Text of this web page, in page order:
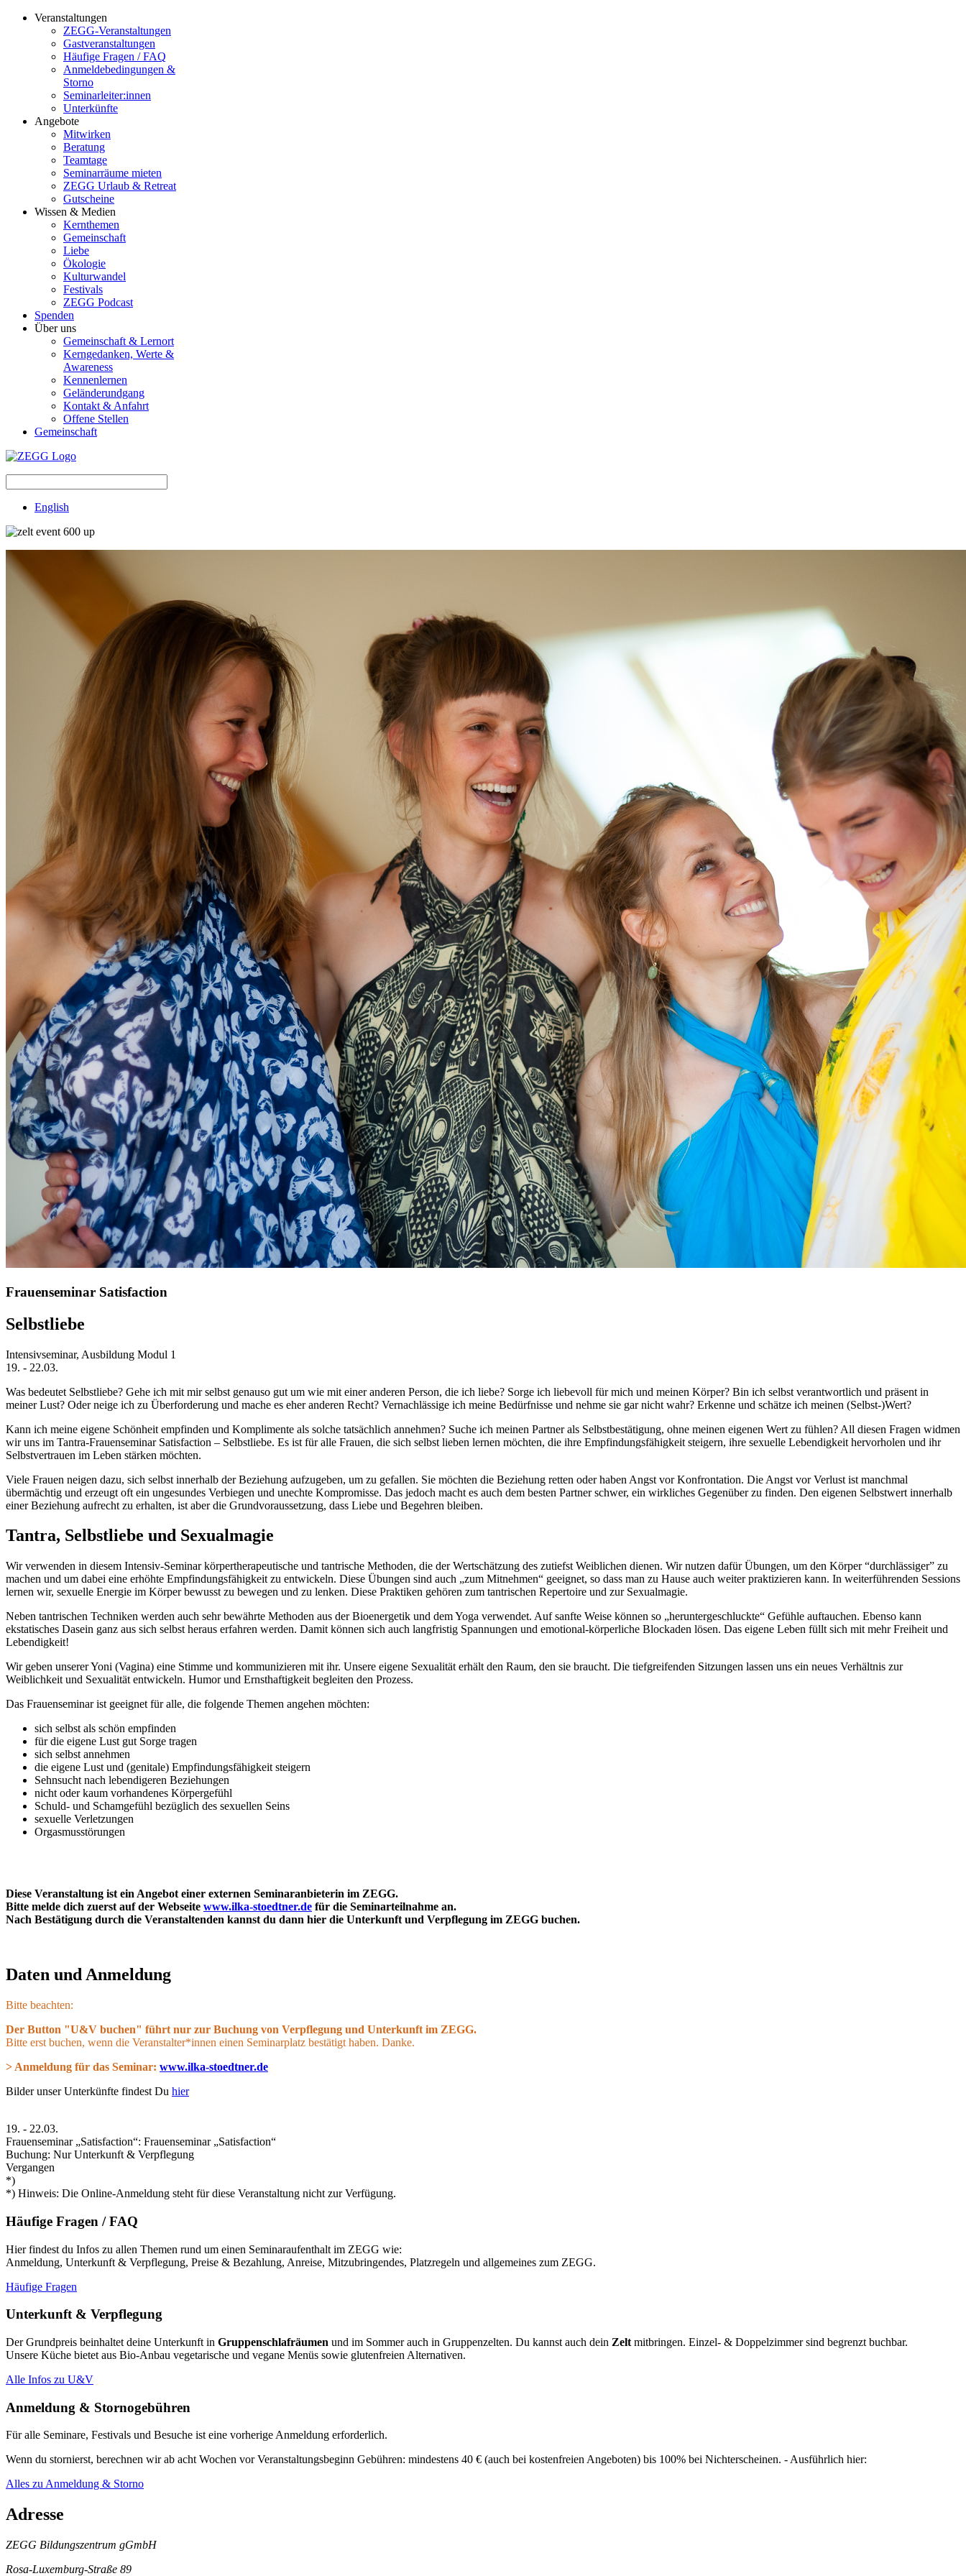
Veranstaltungen
ZEGG-Veranstaltungen
Gastveranstaltungen
Häufige Fragen / FAQ
Anmeldebedingungen &
Storno
Seminarleiter:innen
Unterkünfte
Angebote
Mitwirken
Beratung
Teamtage
Seminarräume mieten
ZEGG Urlaub & Retreat
Gutscheine
Wissen & Medien
Kernthemen
Gemeinschaft
Liebe
Ökologie
Kulturwandel
Festivals
ZEGG Podcast
Spenden
Über uns
Gemeinschaft & Lernort
Kerngedanken, Werte &
Awareness
Kennenlernen
Geländerundgang
Kontakt & Anfahrt
Offene Stellen
Gemeinschaft
English
Frauenseminar Satisfaction
Selbstliebe
Intensivseminar, Ausbildung Modul 1
19. - 22.03.
Was bedeutet Selbstliebe? Gehe ich mit mir selbst genauso gut um wie mit einer anderen Person, die ich liebe? Sorge ich liebevoll für mich und meinen Körper? Bin ich selbst verantwortlich und präsent in
meiner Lust? Oder neige ich zu Überforderung und mache es eher anderen Recht? Vernachlässige ich meine Bedürfnisse und nehme sie gar nicht wahr? Erkenne und schätze ich meinen (Selbst-)Wert?
Kann ich meine eigene Schönheit empfinden und Komplimente als solche tatsächlich annehmen? Suche ich meinen Partner als Selbstbestätigung, ohne meinen eigenen Wert zu fühlen? All diesen Fragen widmen
wir uns im Tantra-Frauenseminar Satisfaction – Selbstliebe. Es ist für alle Frauen, die sich selbst lieben lernen möchten, die ihre Empfindungsfähigkeit steigern, ihre sexuelle Lebendigkeit hervorholen und ihr
Selbstvertrauen im Leben stärken möchten.
Viele Frauen neigen dazu, sich selbst innerhalb der Beziehung aufzugeben, um zu gefallen. Sie möchten die Beziehung retten oder haben Angst vor Konfrontation. Die Angst vor Verlust ist manchmal
übermächtig und erzeugt oft ein ungesundes Verbiegen und unechte Kompromisse. Das jedoch macht es auch dem besten Partner schwer, ein wirkliches Gegenüber zu finden. Den eigenen Selbstwert innerhalb
einer Beziehung aufrecht zu erhalten, ist aber die Grundvoraussetzung, dass Liebe und Begehren bleiben.
Tantra, Selbstliebe und Sexualmagie
Wir verwenden in diesem Intensiv-Seminar körpertherapeutische und tantrische Methoden, die der Wertschätzung des zutiefst Weiblichen dienen. Wir nutzen dafür Übungen, um den Körper “durchlässiger” zu
machen und um dabei eine erhöhte Empfindungsfähigkeit zu entwickeln. Diese Übungen sind auch „zum Mitnehmen“ geeignet, so dass man zu Hause auch weiter praktizieren kann. In weiterführenden Sessions
lernen wir, sexuelle Energie im Körper bewusst zu bewegen und zu lenken. Diese Praktiken gehören zum tantrischen Repertoire und zur Sexualmagie.
Neben tantrischen Techniken werden auch sehr bewährte Methoden aus der Bioenergetik und dem Yoga verwendet. Auf sanfte Weise können so „heruntergeschluckte“ Gefühle auftauchen. Ebenso kann
ekstatisches Dasein ganz aus sich selbst heraus erfahren werden. Damit können sich auch langfristig Spannungen und emotional-körperliche Blockaden lösen. Das eigene Leben füllt sich mit mehr Freiheit und
Lebendigkeit!
Wir geben unserer Yoni (Vagina) eine Stimme und kommunizieren mit ihr. Unsere eigene Sexualität erhält den Raum, den sie braucht. Die tiefgreifenden Sitzungen lassen uns ein neues Verhältnis zur
Weiblichkeit und Sexualität entwickeln. Humor und Ernsthaftigkeit begleiten den Prozess.
Das Frauenseminar ist geeignet für alle, die folgende Themen angehen möchten:
sich selbst als schön empfinden
für die eigene Lust gut Sorge tragen
sich selbst annehmen
die eigene Lust und (genitale) Empfindungsfähigkeit steigern
Sehnsucht nach lebendigeren Beziehungen
nicht oder kaum vorhandenes Körpergefühl
Schuld- und Schamgefühl bezüglich des sexuellen Seins
sexuelle Verletzungen
Orgasmusstörungen
Diese Veranstaltung ist ein Angebot einer externen Seminaranbieterin im ZEGG.
Bitte melde dich zuerst auf der Webseite www.ilka-stoedtner.de für die Seminarteilnahme an.
Nach Bestätigung durch die Veranstaltenden kannst du dann hier die Unterkunft und Verpflegung im ZEGG buchen.
Daten und Anmeldung
Bitte beachten:
Der Button "U&V buchen" führt nur zur Buchung von Verpflegung und Unterkunft im ZEGG.
Bitte erst buchen, wenn die Veranstalter*innen einen Seminarplatz bestätigt haben. Danke.
> Anmeldung für das Seminar: www.ilka-stoedtner.de
Bilder unser Unterkünfte findest Du hier
19. - 22.03.
Frauenseminar „Satisfaction“: Frauenseminar „Satisfaction“
Buchung: Nur Unterkunft & Verpflegung
Vergangen
*)
*) Hinweis: Die Online-Anmeldung steht für diese Veranstaltung nicht zur Verfügung.
Häufige Fragen / FAQ
Hier findest du Infos zu allen Themen rund um einen Seminaraufenthalt im ZEGG wie:
Anmeldung, Unterkunft & Verpflegung, Preise & Bezahlung, Anreise, Mitzubringendes, Platzregeln und allgemeines zum ZEGG.
Häufige Fragen
Unterkunft & Verpflegung
Der Grundpreis beinhaltet deine Unterkunft in Grup­pen­schlaf­räumen und im Sommer auch in Gruppenzelten. Du kannst auch dein Zelt mitbringen. Einzel- & Doppelzimmer sind begrenzt buchbar.
Unsere Küche bietet aus Bio-Anbau vegetarische und vegane Menüs sowie glutenfreien Alternativen.
Alle Infos zu U&V
Anmeldung & Stornogebühren
Für alle Seminare, Festivals und Besuche ist eine vorherige Anmeldung erforderlich.
Wenn du stornierst, berechnen wir ab acht Wochen vor Veranstaltungsbeginn Gebühren: mindestens 40 € (auch bei kostenfreien Angeboten) bis 100% bei Nichterscheinen. - Ausführlich hier:
Alles zu Anmeldung & Storno
Adresse
ZEGG Bildungszentrum gGmbH
Rosa-Luxemburg-Straße 89